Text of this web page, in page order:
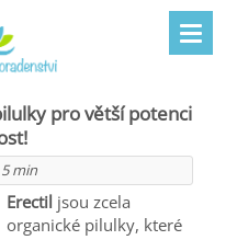
pro větší potenci
5 min
Erectil jsou zcela
organické pilulky, které